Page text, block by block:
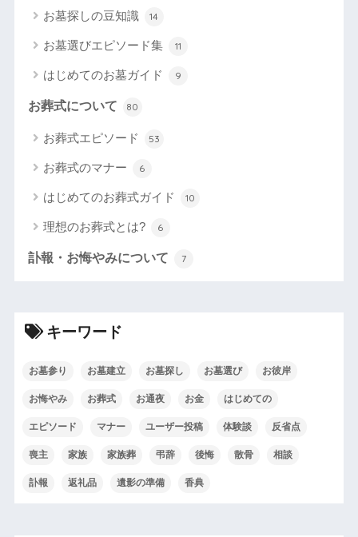
お墓探しの豆知識 14
お墓選びエピソード集 11
はじめてのお墓ガイド 9
お葬式について 80
お葬式エピソード 53
お葬式のマナー 6
はじめてのお葬式ガイド 10
理想のお葬式とは? 6
訃報・お悔やみについて 7
キーワード
お墓参り お墓建立 お墓探し お墓選び お彼岸
お悔やみ お葬式 お通夜 お金 はじめての
エピソード マナー ユーザー投稿 体験談 反省点
喪主 家族 家族葬 弔辞 後悔 散骨 相談
訃報 返礼品 遺影の準備 香典